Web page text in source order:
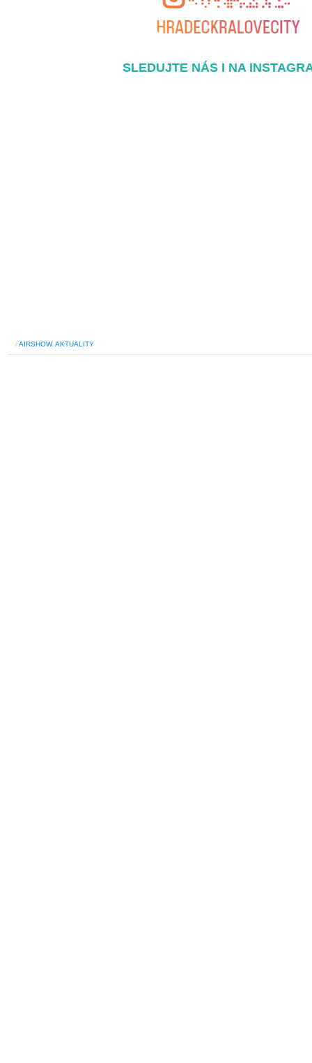
SLEDUJTE NÁS I NA
/AIRSHOW, AKTUALITY